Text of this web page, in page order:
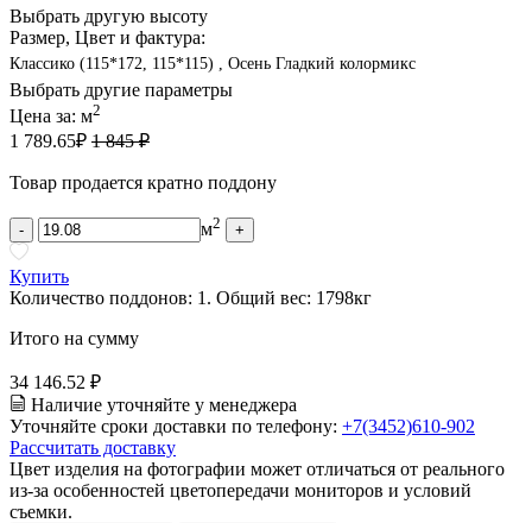
Выбрать другую высоту
Размер, Цвет и фактура:
Классико (115*172, 115*115) , Осень Гладкий колормикс
Выбрать другие параметры
Цена за: м2
1 789.65₽ 1 845 ₽
Товар продается кратно поддону
- м2 +
Купить
Количество поддонов: 1 . Общий вес: 1798кг
Итого на сумму
34 146.52 ₽
Наличие уточняйте у менеджера
Уточняйте сроки доставки по телефону: +7(3452)610-902
Рассчитать доставку
Цвет изделия на фотографии может отличаться от реального
из-за особенностей цветопередачи мониторов и условий
съемки.